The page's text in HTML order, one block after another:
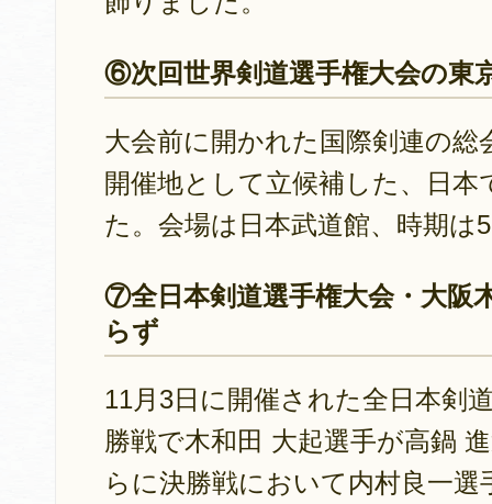
⑥次回世界剣道選手権大会の東
大会前に開かれた国際剣連の総
開催地として立候補した、日
た。会場は日本武道館、時期は
⑦全日本剣道選手権大会・大阪
らず
11月3日に開催された全日本剣
勝戦で木和田 大起選手が高鍋
らに決勝戦において内村良一